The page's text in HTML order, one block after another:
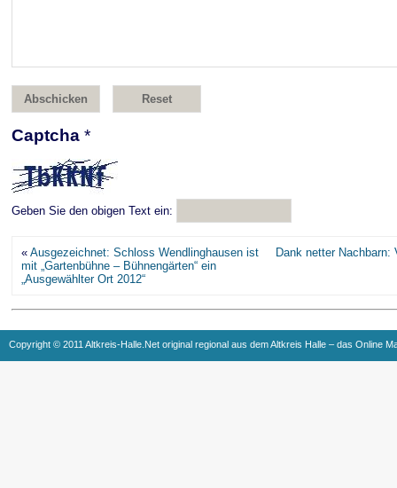
Captcha *
Geben Sie den obigen Text ein:
« Ausgezeichnet: Schloss Wendlinghausen ist
mit „Gartenbühne – Bühnengärten“ ein
„Ausgewählter Ort 2012“
Dank netter Nachbarn:
Copyright © 2011 Altkreis-Halle.Net original regional aus dem Altkreis Halle – das Online